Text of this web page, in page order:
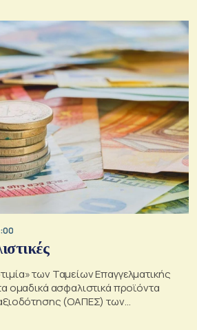
των Ταμείων Επαγγελματικής
ομαδικά ασφαλιστικά προϊόντα
(ΟΑΠΕΣ) των